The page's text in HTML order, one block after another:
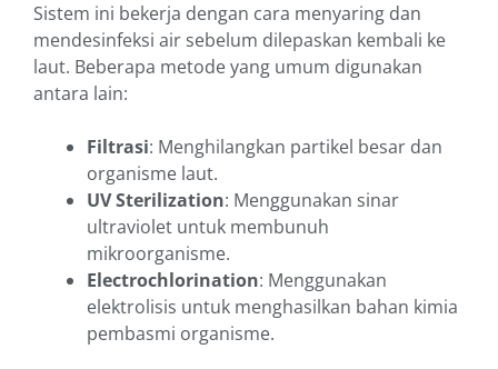
Sistem ini bekerja dengan cara menyaring dan
mendesinfeksi air sebelum dilepaskan kembali ke
laut. Beberapa metode yang umum digunakan
antara lain:
Filtrasi: Menghilangkan partikel besar dan
organisme laut.
UV Sterilization: Menggunakan sinar
ultraviolet untuk membunuh
mikroorganisme.
Electrochlorination: Menggunakan
elektrolisis untuk menghasilkan bahan kimia
pembasmi organisme.